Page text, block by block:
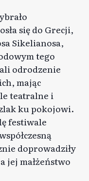
się do Grecji,
Sikelianosa,
tego
odrodzenie
mając
teatralne i
ku pokojowi.
festiwale
doprowadziły
jej małżeństwo